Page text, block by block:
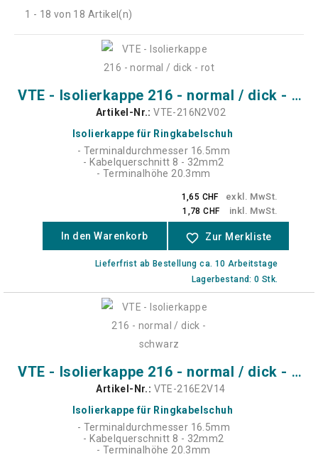
1 - 18 von 18 Artikel(n)
VTE - Isolierkappe 216 - normal / dick - rot
Artikel-Nr.: VTE-216N2V02
Isolierkappe für Ringkabelschuh
- Terminaldurchmesser 16.5mm
- Kabelquerschnitt 8 - 32mm2
- Terminalhöhe 20.3mm
1,65 CHF exkl. MwSt.
1,78 CHF inkl. MwSt.
In den Warenkorb favorite_border Zur Merkliste
Lieferfrist ab Bestellung ca. 10 Arbeitstage
Lagerbestand: 0 Stk.
VTE - Isolierkappe 216 - normal / dick - schwarz
Artikel-Nr.: VTE-216E2V14
Isolierkappe für Ringkabelschuh
- Terminaldurchmesser 16.5mm
- Kabelquerschnitt 8 - 32mm2
- Terminalhöhe 20.3mm